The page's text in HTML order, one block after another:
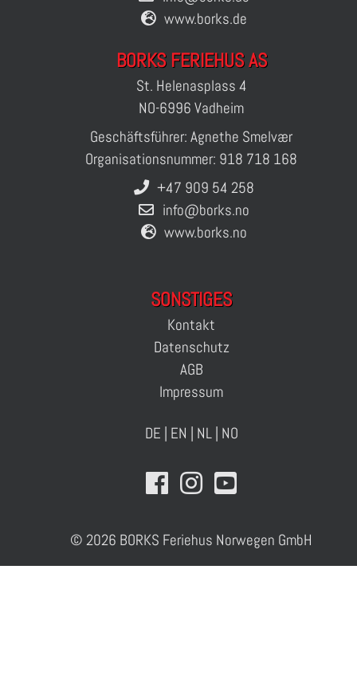
www.borks.de
BORKS FERIEHUS AS
St. Helenasplass 4
NO-6996 Vadheim
Geschäftsführer: Agnethe Smelvær
Organisationsnummer: 918 718 168
+47 909 54 258
info@borks.no
www.borks.no
SONSTIGES
Kontakt
Datenschutz
AGB
Impressum
DE | EN | NL| NO
© 2026 BORKS Feriehus Norwegen GmbH